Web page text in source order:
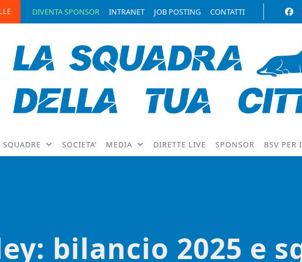
DIVENTA SPONSOR INTRANET JOB POSTING CONTATTI
SQUADRE SOCIETA’ MEDIA DIRETTE LIVE SPONSOR BSV PER
bilancio 2025 e